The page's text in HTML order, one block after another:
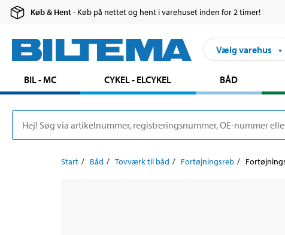
Køb & Hent- Køb på nettet og hent i varehuset inden for 2 timer!
Vælg varehus
BIL - MC CYKEL - ELCYKEL BÅD
Start Båd Tovværk til båd Fortøjningsreb